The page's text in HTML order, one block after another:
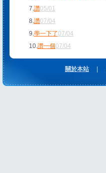
7.讚05/01
8.讚07/04
9.學一下了07/04
10.讚一個07/04
關於本站